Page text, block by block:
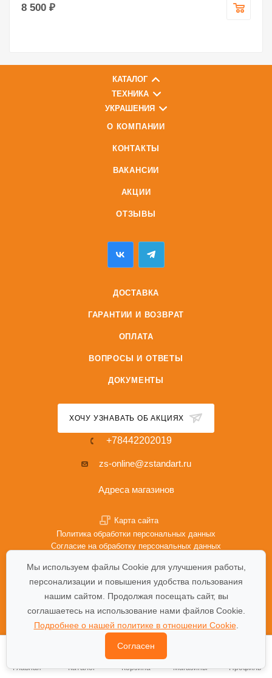
8 500 ₽
КАТАЛОГ
ТЕХНИКА
УКРАШЕНИЯ
О КОМПАНИИ
КОНТАКТЫ
ВАКАНСИИ
АКЦИИ
ОТЗЫВЫ
ДОСТАВКА
ГАРАНТИИ И ВОЗВРАТ
ОПЛАТА
ВОПРОСЫ И ОТВЕТЫ
ДОКУМЕНТЫ
ХОЧУ УЗНАВАТЬ ОБ АКЦИЯХ
+78442202019
zs-online@zstandart.ru
Адреса магазинов
Карта сайта
Политика обработки персональных данных
Согласие на обработку персональных данных
Мы используем файлы Cookie для улучшения работы,
персонализации и повышения удобства пользования
нашим сайтом. Продолжая посещать сайт, вы
соглашаетесь на использование нами файлов Cookie.
Подробнее о нашей политике в отношении Cookie.
Согласен
Главная Каталог Корзина Магазины Профиль